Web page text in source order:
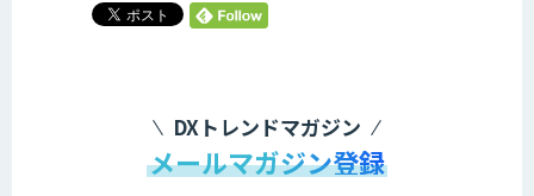
DXトレンドマガジン
メールマガジン登録